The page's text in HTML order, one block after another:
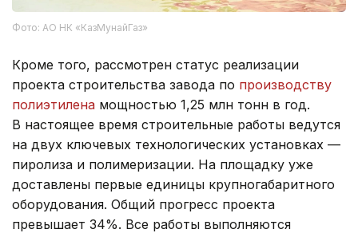
Фото: АО НК «КазМунайГаз»
Кроме того, рассмотрен статус реализации
проекта строительства завода по производству
полиэтилена мощностью 1,25 млн тонн в год.
В настоящее время строительные работы ведутся
на двух ключевых технологических установках —
пиролиза и полимеризации. На площадку уже
доставлены первые единицы крупногабаритного
оборудования. Общий прогресс проекта
превышает 34%. Все работы выполняются